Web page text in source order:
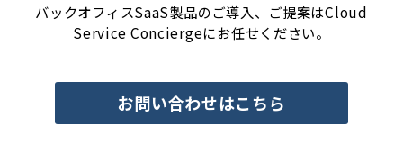
バックオフィスSaaS製品のご導入、ご提案はCloud
Service Conciergeにお任せください。
お問い合わせはこちら